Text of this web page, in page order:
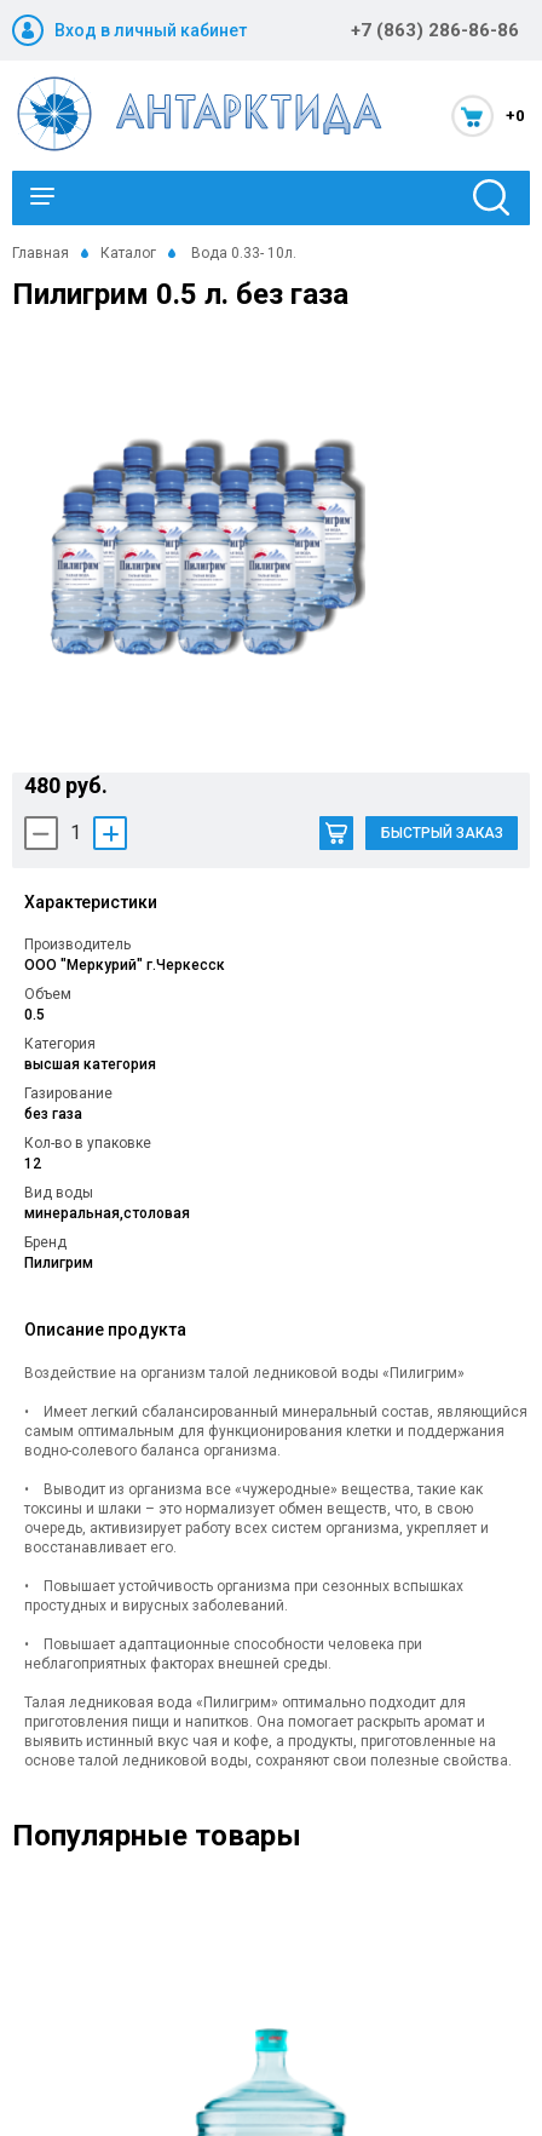
Вход в личный кабинет +7 (863) 286-86-86
+0
Каталог
Новости и акции
Статьи
Помощь
Контакты
Главная Каталог Вода 0.33- 10л.
Пилигрим 0.5 л. без газа
480 руб.
1 БЫСТРЫЙ ЗАКАЗ
Характеристики
Производитель
ООО "Меркурий" г.Черкесск
Объем
0.5
Категория
высшая категория
Газирование
без газа
Кол-во в упаковке
12
Вид воды
минеральная,столовая
Бренд
Пилигрим
Описание продукта
Воздействие на организм талой ледниковой воды «Пилигрим»
• Имеет легкий сбалансированный минеральный состав, являющийся
самым оптимальным для функционирования клетки и поддержания
водно-солевого баланса организма.
• Выводит из организма все «чужеродные» вещества, такие как
токсины и шлаки – это нормализует обмен веществ, что, в свою
очередь, активизирует работу всех систем организма, укрепляет и
восстанавливает его.
• Повышает устойчивость организма при сезонных вспышках
простудных и вирусных заболеваний.
• Повышает адаптационные способности человека при
неблагоприятных факторах внешней среды.
Талая ледниковая вода «Пилигрим» оптимально подходит для
приготовления пищи и напитков. Она помогает раскрыть аромат и
выявить истинный вкус чая и кофе, а продукты, приготовленные на
основе талой ледниковой воды, сохраняют свои полезные свойства.
Популярные товары